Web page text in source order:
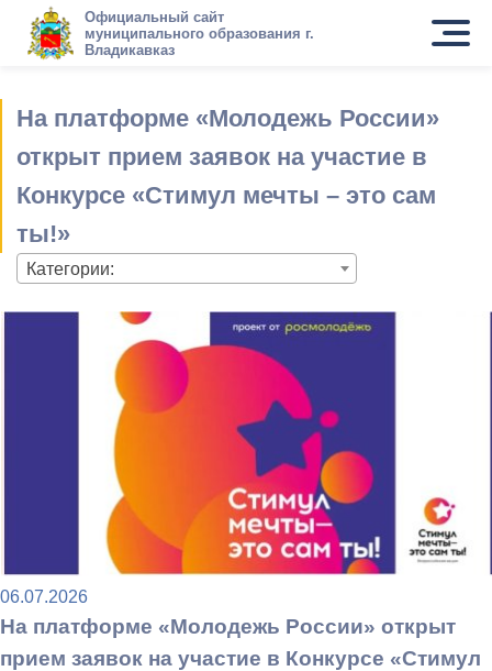
Официальный сайт
муниципального образования г.
Владикавказ
На платформе «Молодежь России»
открыт прием заявок на участие в
Конкурсе «Стимул мечты – это сам
ты!»
Категории:
06.07.2026
На платформе «Молодежь России» открыт
прием заявок на участие в Конкурсе «Стимул